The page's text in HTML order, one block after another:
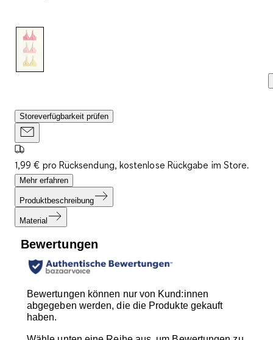
Storeverfügbarkeit prüfen
1,99 € pro Rücksendung, kostenlose Rückgabe im Store.
Mehr erfahren
Produktbeschreibung
Material
Bewertungen
Bewertungen können nur von Kund:innen
abgegeben werden, die die Produkte gekauft
haben.